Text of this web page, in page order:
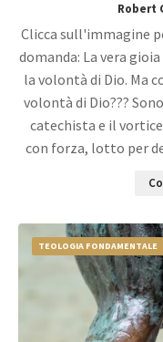
Robert
Clicca sull'immagine
domanda: La vera
la volontà di Dio. Ma
volontà di Dio???
catechista e il
con forza, lotto per
TEOLOGIA FONDAMENTALE